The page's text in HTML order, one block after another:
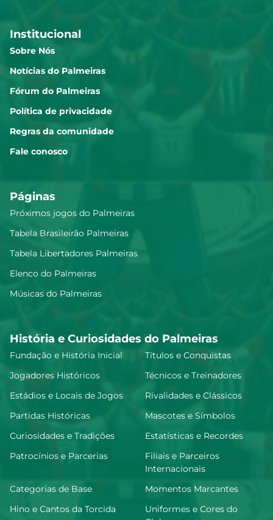
Institucional
Sobre Nós
Notícias do Palmeiras
Fórum do Palmeiras
Política de privacidade
Regras da comunidade
Fale conosco
Páginas
Próximos jogos do Palmeiras
Tabela Brasileirão Palmeiras
Tabela Libertadores Palmeiras
Elenco do Palmeiras
Músicas do Palmeiras
História e Curiosidades do Palmeiras
Fundação e História Inicial
Títulos e Conquistas
Jogadores Históricos
Técnicos e Treinadores
Estádios e Locais de Jogos
Rivalidades e Clássicos
Partidas Históricas
Mascotes e Símbolos
Curiosidades e Tradições
Estatísticas e Recordes
Patrocínios e Parcerias
Filiais e Parceiros
Internacionais
Categorias de Base
Momentos Marcantes
Hino e Cantos da Torcida
Uniformes e Cores do